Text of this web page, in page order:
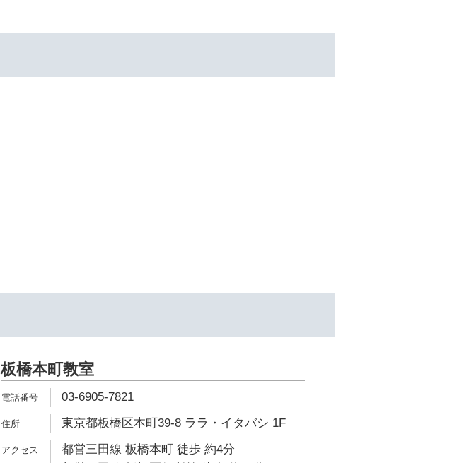
板橋本町教室
03-6905-7821
東京都板橋区本町39-8 ララ・イタバシ 1F
都営三田線 板橋本町 徒歩 約4分